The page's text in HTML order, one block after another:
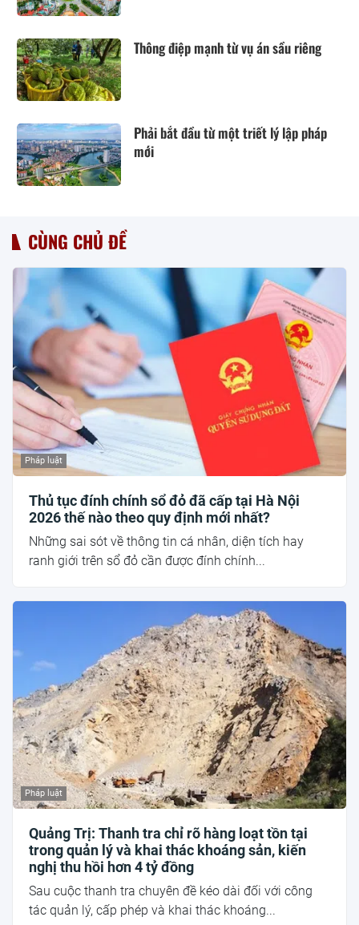
Thông điệp mạnh từ vụ án sầu riêng
Phải bắt đầu từ một triết lý lập pháp
mới
CÙNG CHỦ ĐỀ
Pháp luật
Thủ tục đính chính sổ đỏ đã cấp tại Hà Nội
2026 thế nào theo quy định mới nhất?
Những sai sót về thông tin cá nhân, diện tích hay
ranh giới trên sổ đỏ cần được đính chính...
Pháp luật
Quảng Trị: Thanh tra chỉ rõ hàng loạt tồn tại
trong quản lý và khai thác khoáng sản, kiến
nghị thu hồi hơn 4 tỷ đồng
Sau cuộc thanh tra chuyên đề kéo dài đối với công
tác quản lý, cấp phép và khai thác khoáng...